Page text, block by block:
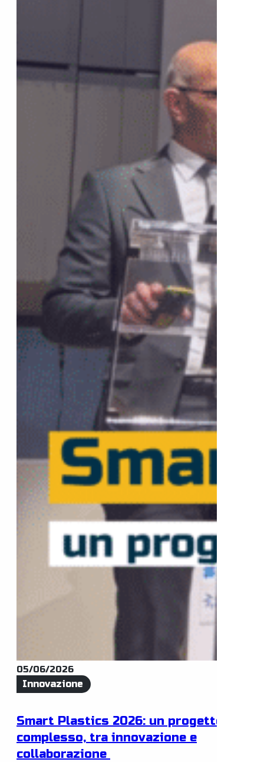
05/06/2026
Innovazione
Smart Plastics 2026: un progetto
complesso, tra innovazione e
collaborazione